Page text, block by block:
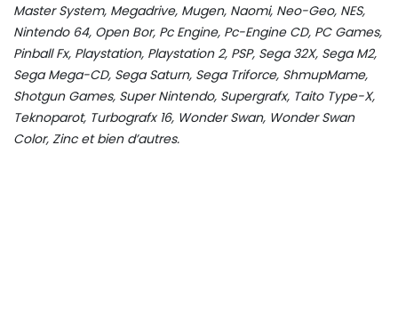
Master System, Megadrive, Mugen, Naomi, Neo-Geo, NES,
Nintendo 64, Open Bor, Pc Engine, Pc-Engine CD, PC Games,
Pinball Fx, Playstation, Playstation 2, PSP, Sega 32X, Sega M2,
Sega Mega-CD, Sega Saturn, Sega Triforce, ShmupMame,
Shotgun Games, Super Nintendo, Supergrafx, Taito Type-X,
Teknoparot, Turbografx 16, Wonder Swan, Wonder Swan
Color, Zinc et bien d’autres.